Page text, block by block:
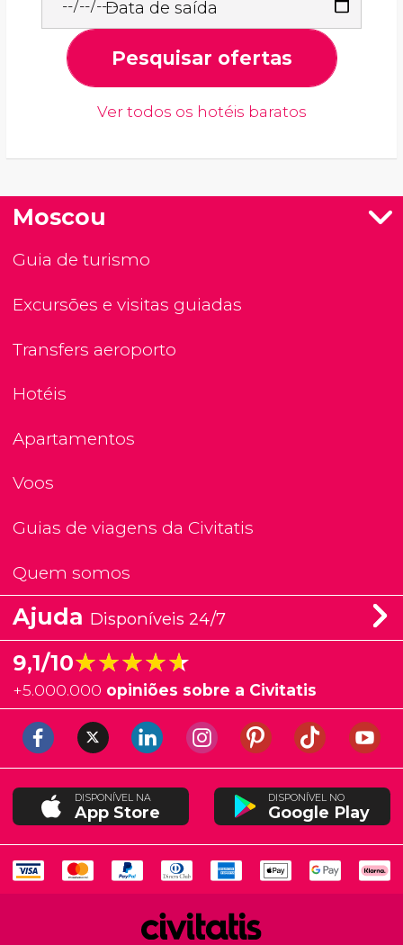
Data de saída
Pesquisar ofertas
Ver todos os hotéis baratos
Moscou
Guia de turismo
Excursões e visitas guiadas
Transfers aeroporto
Hotéis
Apartamentos
Voos
Guias de viagens da Civitatis
Quem somos
Ajuda Disponíveis 24/7
9,1/10★★★★★
★★★★★
+5.000.000 opiniões sobre a Civitatis
DISPONÍVEL NA
App Store
DISPONÍVEL NO
Google Play